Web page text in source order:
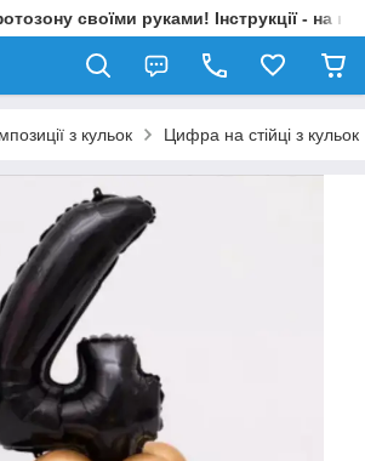
своїми руками! Інструкції - на
з кульок Цифра на стійці з кульок